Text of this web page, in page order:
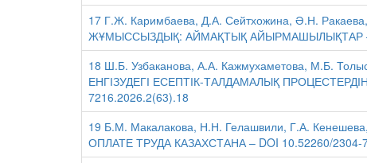
17 Г.Ж. Каримбаева, Д.А. Сейтхожина, Ә.Н.
ЖҰМЫССЫЗДЫҚ: АЙМАҚТЫҚ АЙЫРМАШЫЛЫҚТАР –
18 Ш.Б. Узбаканова, А.А. Кажмухаметова, М.Б.
ЕНГІЗУДЕГІ ЕСЕПТІК-ТАЛДАМАЛЫҚ
7216.2026.2(63).18
19 Б.М. Макалакова, Н.Н. Гелашвили, Г.А.
ОПЛАТЕ ТРУДА КАЗАХСТАНА – DOI 10.52260/2304-